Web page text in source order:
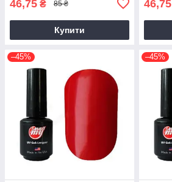
46,75 ₴ 85 ₴
Купити
46,75
–45% –45%